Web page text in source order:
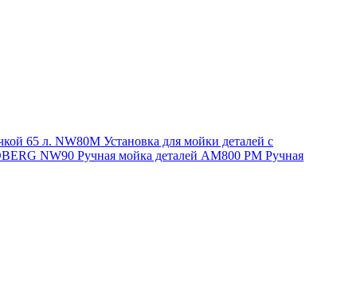
65 л. NW80M Установка для мойки деталей с
NW90 Ручная мойка деталей АМ800 РМ Ручная